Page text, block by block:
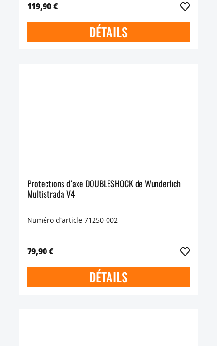
119,90 €
DÉTAILS
Protections d’axe DOUBLESHOCK de Wunderlich
Multistrada V4
Numéro d´article 71250-002
79,90 €
DÉTAILS